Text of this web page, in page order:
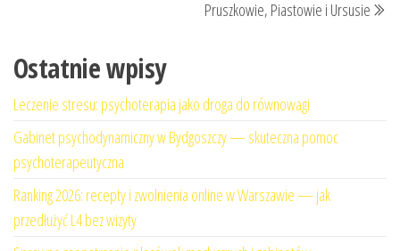
Pruszkowie, Piastowie i Ursusie
Ostatnie wpisy
Leczenie stresu: psychoterapia jako droga do równowagi
Gabinet psychodynamiczny w Bydgoszczy — skuteczna pomoc
psychoterapeutyczna
Ranking 2026: recepty i zwolnienia online w Warszawie — jak
przedłużyć L4 bez wizyty